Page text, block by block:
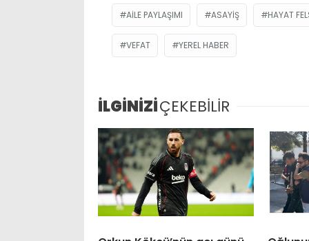
AILE PAYLAŞIMI ASAYIŞ HAYAT
VEFAT YEREL HABER
İLGİNİZİÇEKEBİLİR